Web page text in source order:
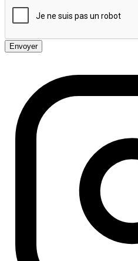
Envoyer